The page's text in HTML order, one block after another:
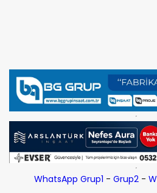
WhatsApp Grup1 - Grup2-